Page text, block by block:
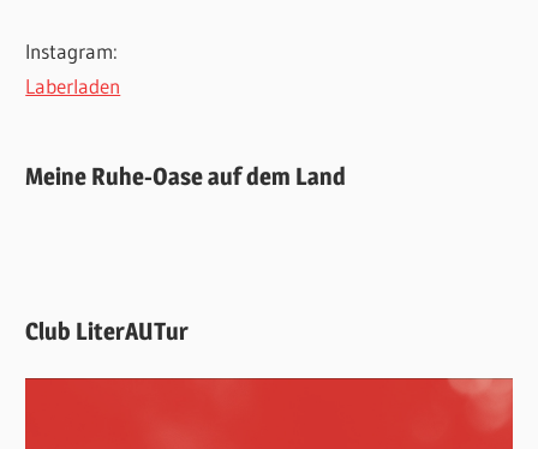
Instagram:
Laberladen
Meine Ruhe-Oase auf dem Land
Club LiterAUTur